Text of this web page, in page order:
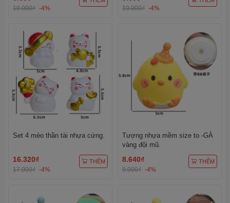
10.000₫ -4% 10.000₫ -4%
Set 4 mèo thần tài nhựa cứng.
16.320₫
17.000₫ -4%
THÊM
Tượng nhựa mềm size to -GÀ
vàng đội mũ.
8.640₫
9.000₫ -4%
THÊM